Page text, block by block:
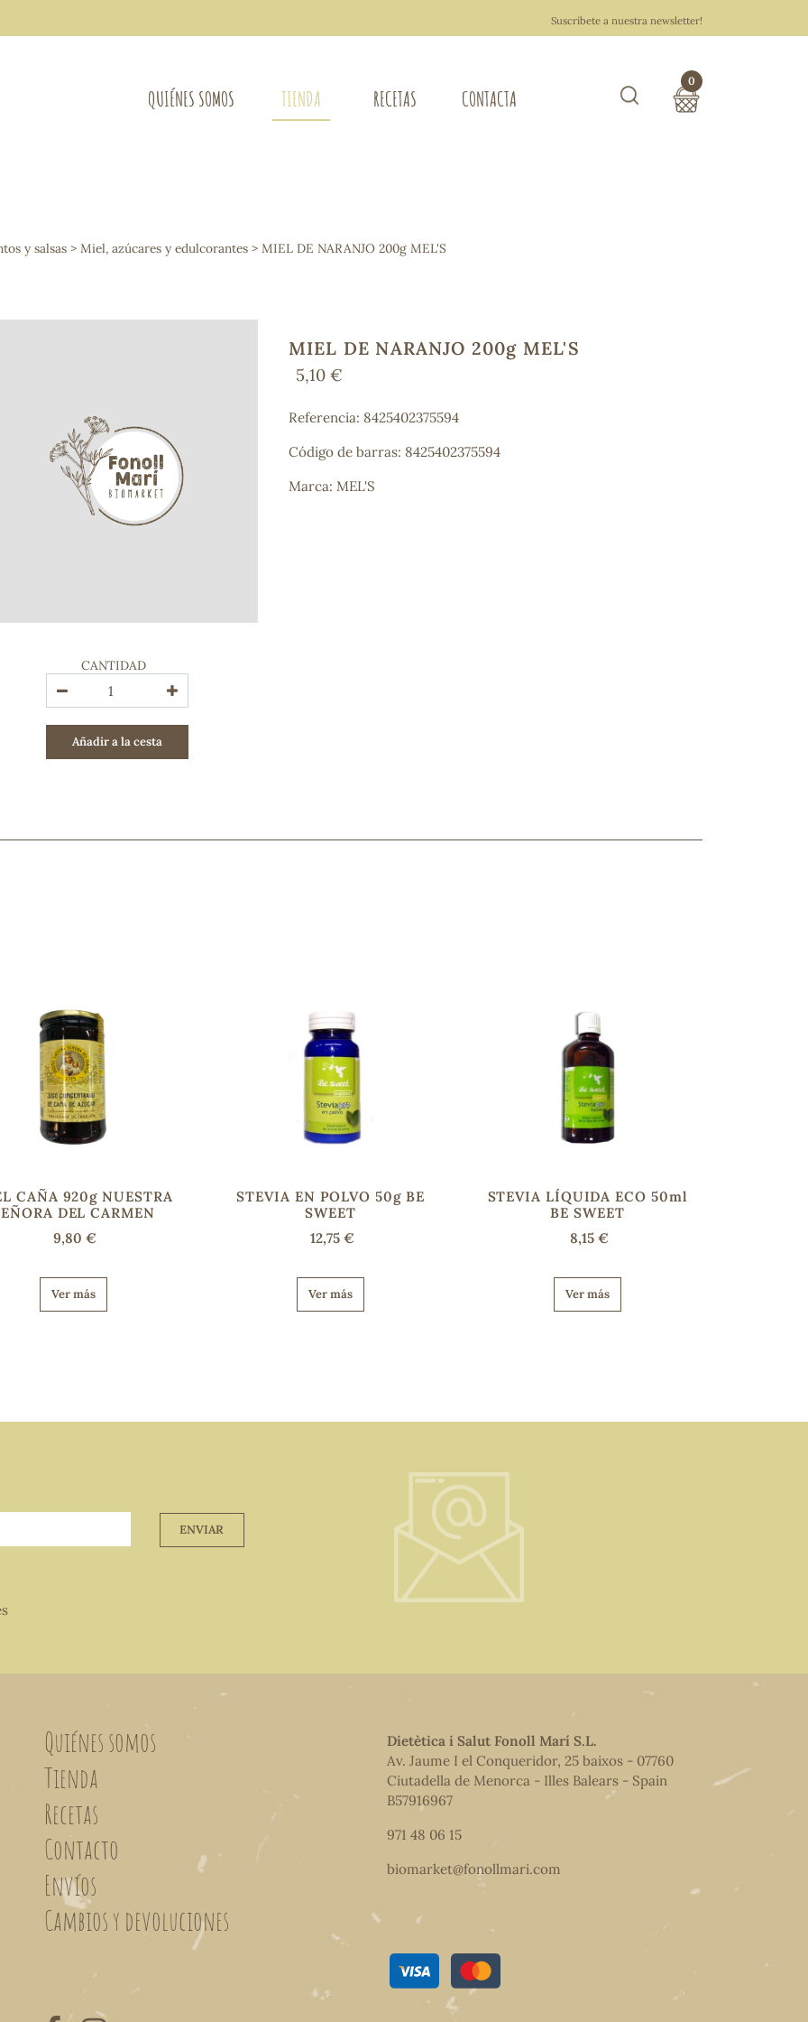
Suscríbete a nuestra newsletter!
QUIÉNES SOMOS TIENDA
Osteo-articular
Mujer
Sistema nervioso
Bienestar emocional
Jalea Real
Memoria
Hierro
Deporte
Digestivos
COSMÉTICA E HIGIENE PERSONAL
Cremas, lociones y aceites corporales
Hombre
Higiene personal
Labiales
Higiene íntima
y lo encontraremos
RECETAS CONTACTA
0
y salsas > Miel, azúcares y edulcorantes > MIEL DE NARANJO 200g MEL'S
CANTIDAD
Añadir a la cesta
MIEL DE NARANJO 200g MEL'S
5,10 €
Referencia: 8425402375594
Código de barras: 8425402375594
Marca: MEL'S
CAÑA 920g NUESTRA
DEL CARMEN
9,80 €
Ver más
STEVIA EN POLVO 50g BE
SWEET
12,75 €
Ver más
STEVIA LÍQUIDA ECO 50ml
BE SWEET
8,15 €
Ver más
ENVIAR
Quiénes somos
Tienda
Recetas
Contacto
Envíos
Cambios y devoluciones
Dietètica i Salut Fonoll Marí S.L.
Av. Jaume I el Conqueridor, 25 baixos - 07760
Ciutadella de Menorca - Illes Balears - Spain
B57916967
971 48 06 15
biomarket@fonollmari.com